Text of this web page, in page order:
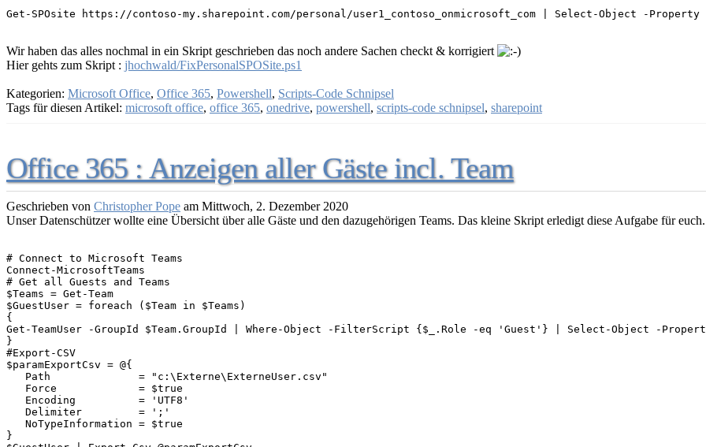
Get-SPOsite https://contoso-my.sharepoint.com/personal/user1_contoso_onmicrosoft_com | Select-Object -Property
Wir haben das alles nochmal in ein Skript geschrieben das noch andere Sachen checkt & korrigiert
Hier gehts zum Skript : jhochwald/FixPersonalSPOSite.ps1
Kategorien: Microsoft Office, Office 365, Powershell, Scripts-Code Schnipsel
Tags für diesen Artikel: microsoft office, office 365, onedrive, powershell, scripts-code schnipsel, sharepoint
Office 365 : Anzeigen aller Gäste incl. Team
Geschrieben von Christopher Pope am Mittwoch, 2. Dezember 2020
Unser Datenschützer wollte eine Übersicht über alle Gäste und den dazugehörigen Teams. Das kleine Skript erledigt diese Aufgabe für euch.
# Connect to Microsoft Teams
Connect-MicrosoftTeams
# Get all Guests and Teams
$Teams = Get-Team
$GuestUser = foreach ($Team in $Teams)
{
Get-TeamUser -GroupId $Team.GroupId | Where-Object -FilterScript {$_.Role -eq 'Guest'} | Select-Object -
}
#Export-CSV
$paramExportCsv = @{
   Path              = "c:\Externe\ExterneUser.csv"
   Force             = $true
   Encoding          = 'UTF8'
   Delimiter         = ';'
   NoTypeInformation = $true
}